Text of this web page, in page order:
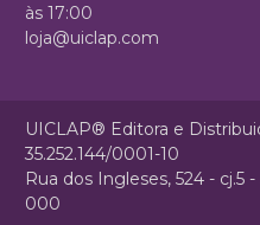
às 17:00
loja@uiclap.com
UICLAP® Editora e
35.252.144/0001-10
Rua dos Ingleses, 524 - cj.5
000